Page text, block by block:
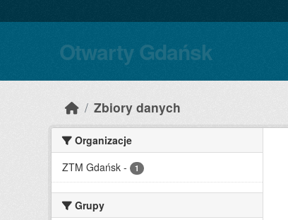
Otwarty Gdańsk
Zbiory danych
Organizacje
ZTM Gdańsk - 1
Grupy